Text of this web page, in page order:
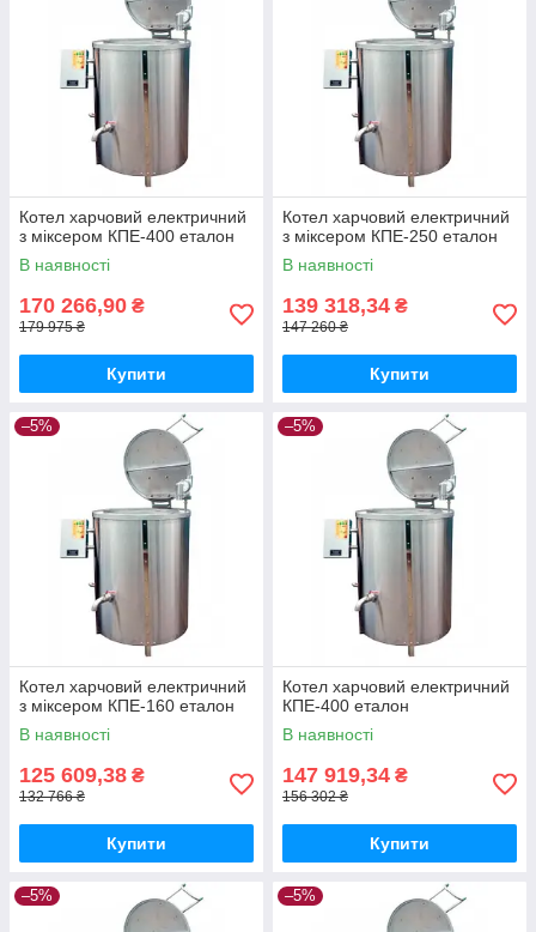
Котел харчовий електричний
з міксером КПЕ-400 еталон
В наявності
170 266,90 ₴
179 975 ₴
Купити
Котел харчовий електричний
з міксером КПЕ-250 еталон
В наявності
139 318,34 ₴
147 260 ₴
Купити
–5%
Котел харчовий електричний
з міксером КПЕ-160 еталон
В наявності
125 609,38 ₴
132 766 ₴
Купити
–5%
Котел харчовий електричний
КПЕ-400 еталон
В наявності
147 919,34 ₴
156 302 ₴
Купити
–5% –5%